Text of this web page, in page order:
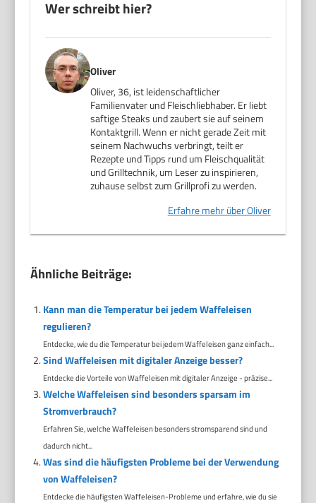
Wer schreibt hier?
Oliver
Oliver, 36, ist leidenschaftlicher
Familienvater und Fleischliebhaber. Er liebt
saftige Steaks und zaubert sie auf seinem
Kontaktgrill. Wenn er nicht gerade Zeit mit
seinem Nachwuchs verbringt, teilt er
Rezepte und Tipps rund um Fleischqualität
und Grilltechnik, um Leser zu inspirieren,
zuhause selbst zum Grillprofi zu werden.
Erfahre mehr über Oliver
Ähnliche Beiträge:
Kann man die Temperatur bei jedem Waffeleisen
regulieren?
Entdecke, wie du die Temperatur bei jedem Waffeleisen ganz einfach...
Sind Waffeleisen mit digitaler Anzeige besser?
Entdecke die Vorteile von Waffeleisen mit digitaler Anzeige - präzise...
Welche Waffeleisen sind besonders sparsam im
Stromverbrauch?
Erfahren Sie, welche Waffeleisen besonders stromsparend sind und
dadurch nicht...
Was sind die häufigsten Probleme bei der Verwendung
von Waffeleisen?
Entdecke die häufigsten Waffeleisen-Probleme und erfahre, wie du sie